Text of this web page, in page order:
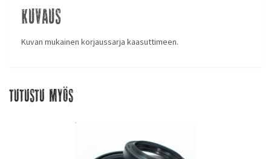
Kuvaus
Kuvan mukainen korjaussarja kaasuttimeen.
Tutustu myös